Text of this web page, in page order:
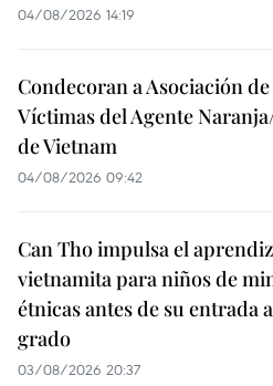
04/08/2026 14:19
Condecoran a Asociación de
Víctimas del Agente
de Vietnam
04/08/2026 09:42
Can Tho impulsa el
vietnamita para niños de
étnicas antes de su entrada
grado
03/08/2026 20:37